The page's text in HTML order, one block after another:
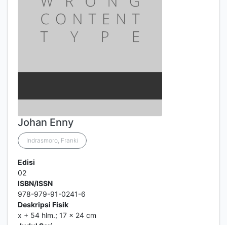
Johan Enny
Indrasmoro, Franki
Edisi
02
ISBN/ISSN
978-979-91-0241-6
Deskripsi Fisik
x + 54 hlm.; 17 x 24 cm